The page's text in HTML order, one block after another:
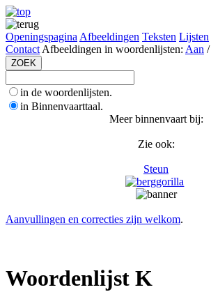
Openingspagina Afbeeldingen Teksten Lijsten
Contact Afbeeldingen in woordenlijsten: Aan /
in de woordenlijsten.
in Binnenvaarttaal.
Meer binnenvaart bij:
Zie ook:
Steun
Aanvullingen en correcties zijn welkom.
Woordenlijst K